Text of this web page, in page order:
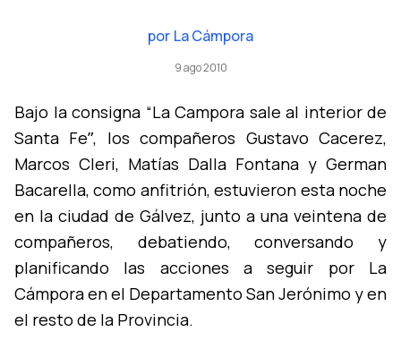
por La Cámpora
9 ago 2010
Bajo la consigna “La Campora sale al interior de
Santa Feˮ, los compañeros Gustavo Cacerez,
Marcos Cleri, Matí­as Dalla Fontana y German
Bacarella, como anfitrión, estuvieron esta noche
en la ciudad de Gálvez, junto a una veintena de
compañeros, debatiendo, conversando y
planificando las acciones a seguir por La
Cámpora en el Departamento San Jerónimo y en
el resto de la Provincia.